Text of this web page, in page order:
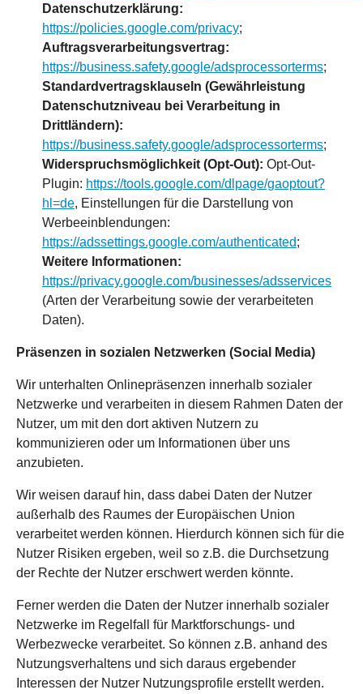
Datenschutzerklärung:
https://policies.google.com/privacy;
Auftragsverarbeitungsvertrag:
https://business.safety.google/adsprocessorterms;
Standardvertragsklauseln (Gewährleistung
Datenschutzniveau bei Verarbeitung in
Drittländern):
https://business.safety.google/adsprocessorterms;
Widerspruchsmöglichkeit (Opt-Out): Opt-Out-
Plugin: https://tools.google.com/dlpage/gaoptout?
hl=de, Einstellungen für die Darstellung von
Werbeeinblendungen:
https://adssettings.google.com/authenticated;
Weitere Informationen:
https://privacy.google.com/businesses/adsservices
(Arten der Verarbeitung sowie der verarbeiteten
Daten).
Präsenzen in sozialen Netzwerken (Social Media)
Wir unterhalten Onlinepräsenzen innerhalb sozialer
Netzwerke und verarbeiten in diesem Rahmen Daten der
Nutzer, um mit den dort aktiven Nutzern zu
kommunizieren oder um Informationen über uns
anzubieten.
Wir weisen darauf hin, dass dabei Daten der Nutzer
außerhalb des Raumes der Europäischen Union
verarbeitet werden können. Hierdurch können sich für die
Nutzer Risiken ergeben, weil so z.B. die Durchsetzung
der Rechte der Nutzer erschwert werden könnte.
Ferner werden die Daten der Nutzer innerhalb sozialer
Netzwerke im Regelfall für Marktforschungs- und
Werbezwecke verarbeitet. So können z.B. anhand des
Nutzungsverhaltens und sich daraus ergebender
Interessen der Nutzer Nutzungsprofile erstellt werden.